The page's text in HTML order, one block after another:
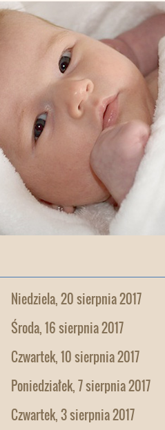
Niedziela, 20 sierpnia 2017
Środa, 16 sierpnia 2017
Czwartek, 10 sierpnia 2017
Poniedziałek, 7 sierpnia 2017
Czwartek, 3 sierpnia 2017